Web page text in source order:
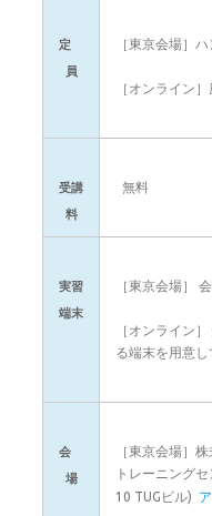
定
員
［東京会場］
［オンライン
受講
料
無料
実習
端末
［東京会場］
［オンライン
る端末を用意し
会
場
［東京会場］
トレーニング
10 TUGビル)